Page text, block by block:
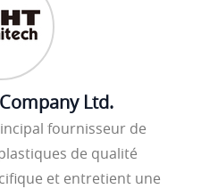
Ltd.
fournisseur de
de qualité
et entretient une